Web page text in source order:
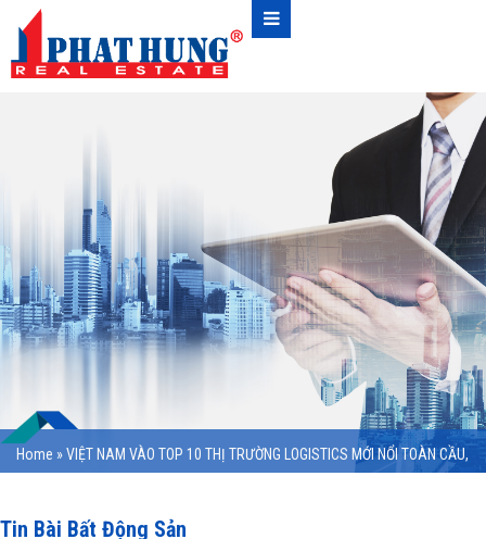
Home »VIỆT NAM VÀO TOP 10 THỊ TRƯỜNG LOGISTICS MỚI NỔI TOÀN CẦU,
Tin Bài Bất Động Sản